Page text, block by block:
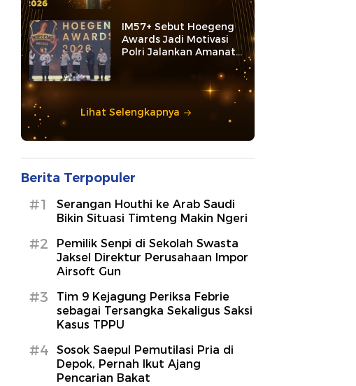
IM57+ Sebut Hoegeng
Awards Jadi Motivasi
Polri Jalankan Amanat
Lihat Selengkapnya
Berita Terpopuler
#1
Serangan Houthi ke Arab Saudi
Bikin Situasi Timteng Makin Ngeri
#2
Pemilik Senpi di Sekolah Swasta
Jaksel Direktur Perusahaan Impor
Airsoft Gun
#3
Tim 9 Kejagung Periksa Febrie
sebagai Tersangka Sekaligus Saksi
Kasus TPPU
#4
Sosok Saepul Pemutilasi Pria di
Depok, Pernah Ikut Ajang
Pencarian Bakat